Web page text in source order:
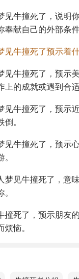
见牛撞死了，说明
奉献自己的外部条件
见牛撞死了预示着
见牛撞死了，预示
上的成就或遇到合
见牛撞死了，预示
。
见牛撞死了，预示
梦见牛撞死了，意
撞死了，预示朋友
恼。